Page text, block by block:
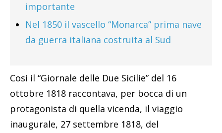
importante
Nel 1850 il vascello “Monarca” prima nave
da guerra italiana costruita al Sud
Cosi il “Giornale delle Due Sicilie” del 16
ottobre 1818 raccontava, per bocca di un
protagonista di quella vicenda, il viaggio
inaugurale, 27 settembre 1818, del